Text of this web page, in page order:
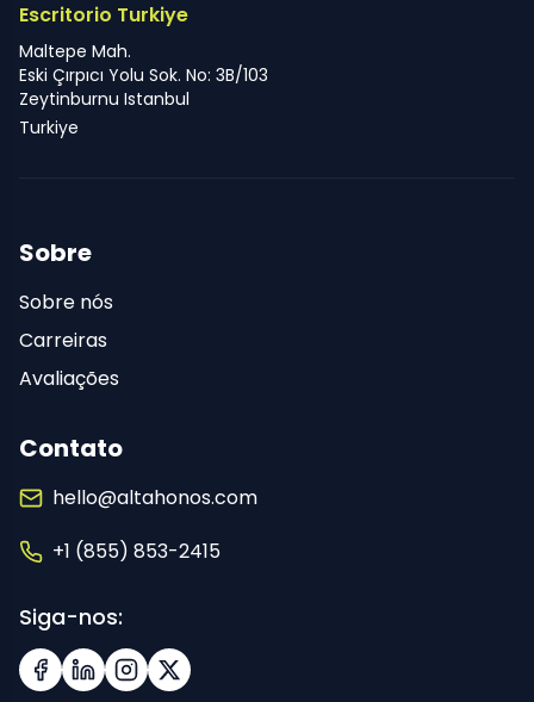
Escritorio Turkiye
Maltepe Mah.
Eski Çırpıcı Yolu Sok. No: 3B/103
Zeytinburnu Istanbul
Turkiye
Sobre
Sobre nós
Carreiras
Avaliações
Contato
hello@altahonos.com
+1 (855) 853-2415
Siga-nos:
Facebook
LinkedInInstagramX (Twitter)